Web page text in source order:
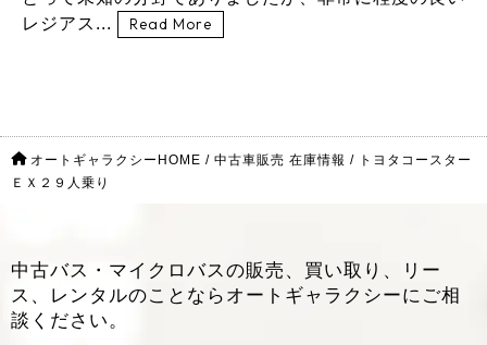
レジアス...
Read More
オートギャラクシーHOME / 中古車販売 在庫情報 / トヨタコースター
ＥＸ２９人乗り
中古バス・マイクロバスの販売、買い取り、リー
ス、レンタルのことなら オートギャラクシーにご相
談ください。